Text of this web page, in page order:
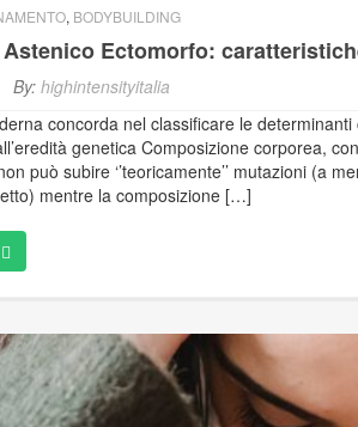
, BODYBUILDING
Ectomorfo:
By: highintensityitalia
concorda nel classificare le
genetica Composizione corporea,
può subire ‘’teoricamente’’ mutazioni (a
mentre la composizione […]